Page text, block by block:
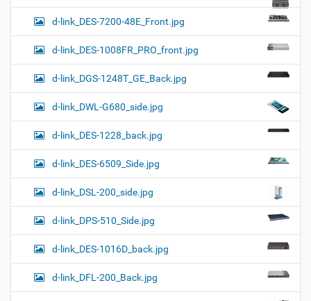
d-link_DES-7200-48E_Front.jpg
d-link_DES-1008FR_PRO_front.jpg
d-link_DGS-1248T_GE_Back.jpg
d-link_DWL-G680_side.jpg
d-link_DES-1228_back.jpg
d-link_DES-6509_Side.jpg
d-link_DSL-200_side.jpg
d-link_DPS-510_Side.jpg
d-link_DES-1016D_back.jpg
d-link_DFL-200_Back.jpg